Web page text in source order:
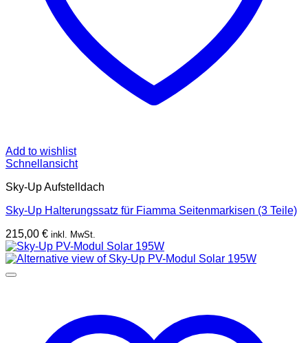
Add to wishlist
Schnellansicht
Sky-Up Aufstelldach
Sky-Up Halterungssatz für Fiamma Seitenmarkisen (3 Teile)
215,00 € inkl. MwSt.